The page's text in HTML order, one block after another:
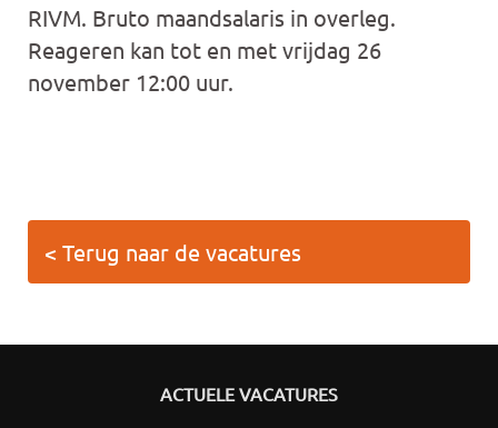
RIVM. Bruto maandsalaris in overleg.
Reageren kan tot en met vrijdag 26
november 12:00 uur.
< Terug naar de vacatures
ACTUELE VACATURES